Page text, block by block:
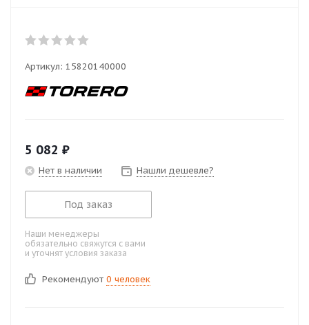
Артикул: 15820140000
5 082 ₽
Нет в наличии Нашли дешевле?
Под заказ
Наши менеджеры
обязательно свяжутся с вами
и уточнят условия заказа
Рекомендуют 0 человек